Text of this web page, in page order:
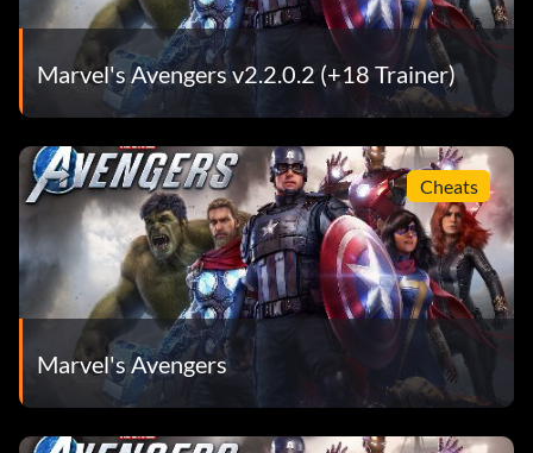
Marvel's Avengers v2.2.0.2 (+18 Trainer)
Cheats
Marvel's Avengers